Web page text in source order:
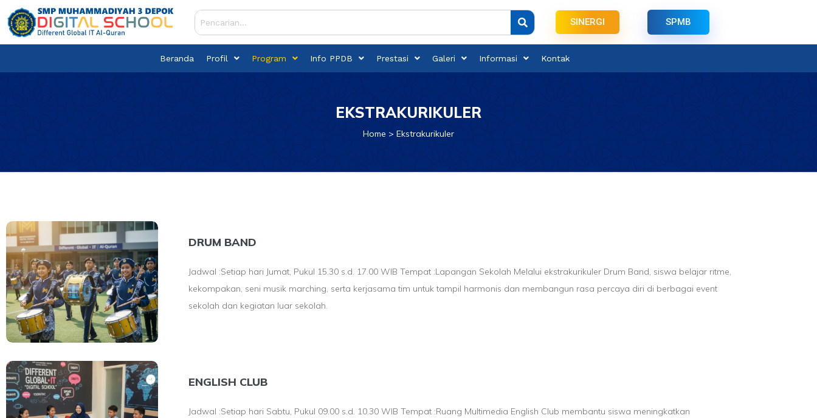
Skip
to
content
SINERGI SPMB
Beranda Profil Program Info PPDB Prestasi Galeri Informasi Kontak
EKSTRAKURIKULER
Home Ekstrakurikuler
DRUM BAND
Jadwal :Setiap hari Jumat, Pukul 15.30 s.d. 17.00 WIB Tempat :Lapangan Sekolah Melalui ekstrakurikuler Drum Band, siswa belajar ritme,
kekompakan, seni musik marching, serta kerjasama tim untuk tampil harmonis dan membangun rasa percaya diri di berbagai event
sekolah dan kegiatan luar sekolah.
ENGLISH CLUB
Jadwal :Setiap hari Sabtu, Pukul 09.00 s.d. 10.30 WIB Tempat :Ruang Multimedia English Club membantu siswa meningkatkan